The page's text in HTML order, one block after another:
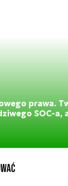
prawa.
SOC-a,